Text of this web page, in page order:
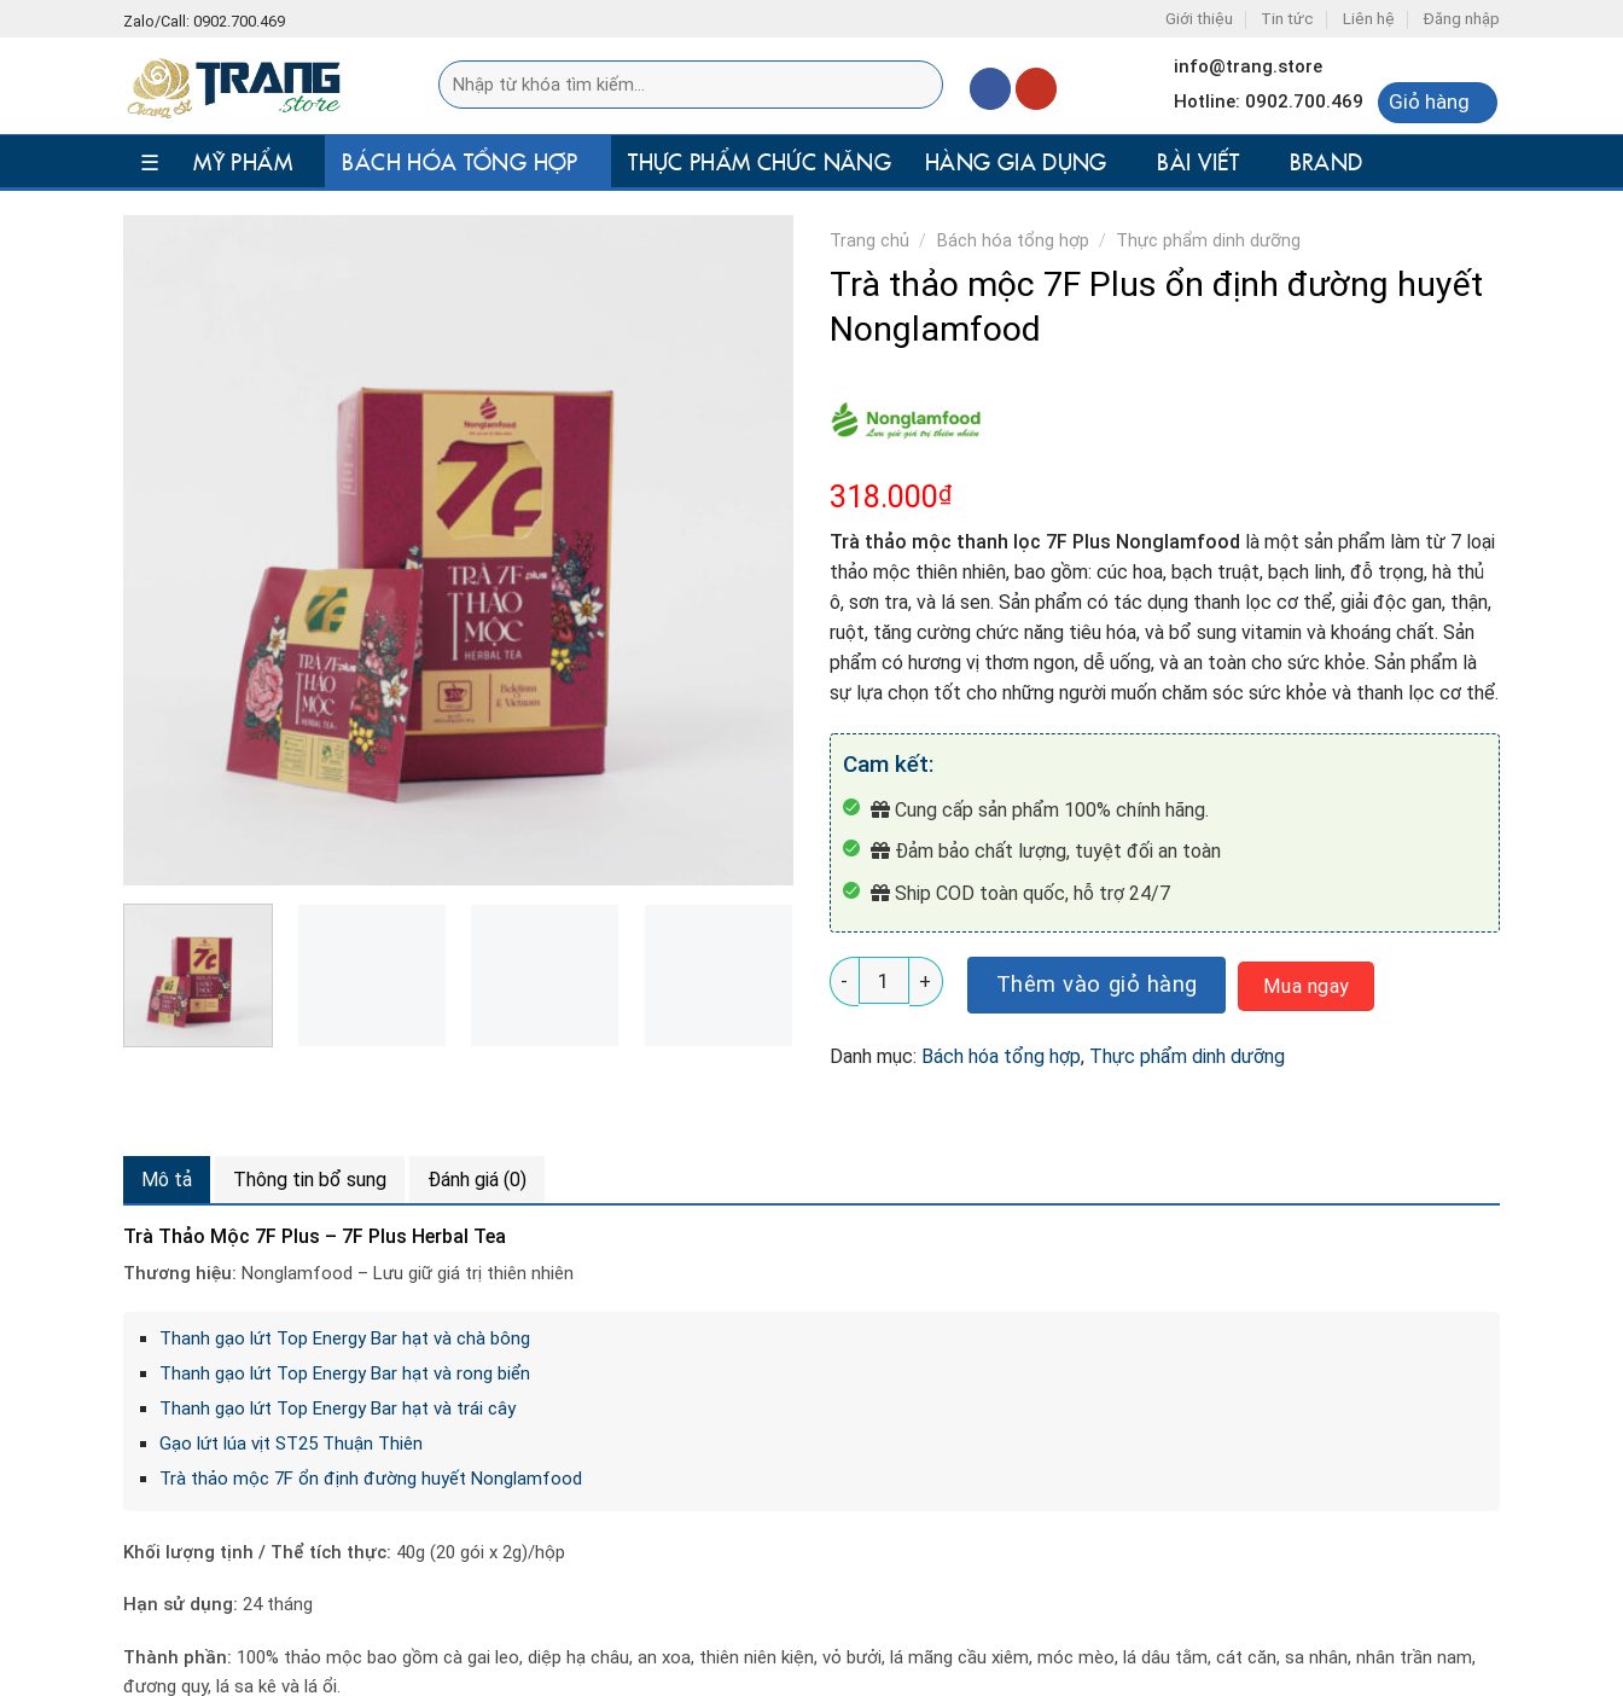
Zalo/Call: 0902.700.469 Giới thiệu Tin tức Liên hệ Đăng nhập
info@trang.store
Hotline: 0902.700.469
Giỏ hàng
☰ MỸ PHẨM BÁCH HÓA TỔNG HỢP THỰC PHẨM CHỨC NĂNG HÀNG GIA DỤNG BÀI VIẾT BRAND
Trang chủ / Bách hóa tổng hợp / Thực phẩm dinh dưỡng
Trà thảo mộc 7F Plus ổn định đường huyết
Nonglamfood
318.000₫
Trà thảo mộc thanh lọc 7F Plus Nonglamfood là một sản phẩm làm từ 7 loại
thảo mộc thiên nhiên, bao gồm: cúc hoa, bạch truật, bạch linh, đỗ trọng, hà thủ
ô, sơn tra, và lá sen. Sản phẩm có tác dụng thanh lọc cơ thể, giải độc gan, thận,
ruột, tăng cường chức năng tiêu hóa, và bổ sung vitamin và khoáng chất. Sản
phẩm có hương vị thơm ngon, dễ uống, và an toàn cho sức khỏe. Sản phẩm là
sự lựa chọn tốt cho những người muốn chăm sóc sức khỏe và thanh lọc cơ thể.
Cam kết:
Cung cấp sản phẩm 100% chính hãng.
Đảm bảo chất lượng, tuyệt đối an toàn
Ship COD toàn quốc, hỗ trợ 24/7
Trà thảo mộc 7F Plus ổn định đường huyết Nonglamfood số lượng
Thêm vào giỏ hàng Mua ngay
Danh mục: Bách hóa tổng hợp, Thực phẩm dinh dưỡng
Mô tả Thông tin bổ sung Đánh giá (0)
Trà Thảo Mộc 7F Plus – 7F Plus Herbal Tea
Thương hiệu: Nonglamfood – Lưu giữ giá trị thiên nhiên
Thanh gạo lứt Top Energy Bar hạt và chà bông
Thanh gạo lứt Top Energy Bar hạt và rong biển
Thanh gạo lứt Top Energy Bar hạt và trái cây
Gạo lứt lúa vịt ST25 Thuận Thiên
Trà thảo mộc 7F ổn định đường huyết Nonglamfood
Khối lượng tịnh / Thể tích thực: 40g (20 gói x 2g)/hộp
Hạn sử dụng: 24 tháng
Thành phần: 100% thảo mộc bao gồm cà gai leo, diệp hạ châu, an xoa, thiên niên kiện, vỏ bưởi, lá mãng cầu xiêm, móc mèo, lá dâu tằm, cát căn, sa nhân, nhân trần nam,
đương quy, lá sa kê và lá ổi.